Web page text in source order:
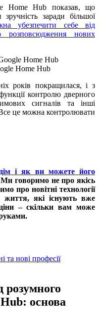
Home Hub показав, що
заради більшої
убезпечити себе від
розповсюдження нових
Home Hub
років покращилася, і з
контролю дверного
сигналів та інші
це можна контролювати
і як ви можете його
говоримо не про якісь
про новітні технології
життя, які існують вже
– скільки вам може
та нові професії
розумного
основа